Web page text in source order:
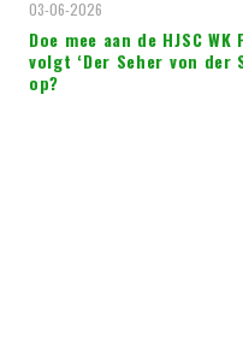
Doe mee aan de HJSC WK
volgt ‘Der Seher von der
op?
03-06-2026